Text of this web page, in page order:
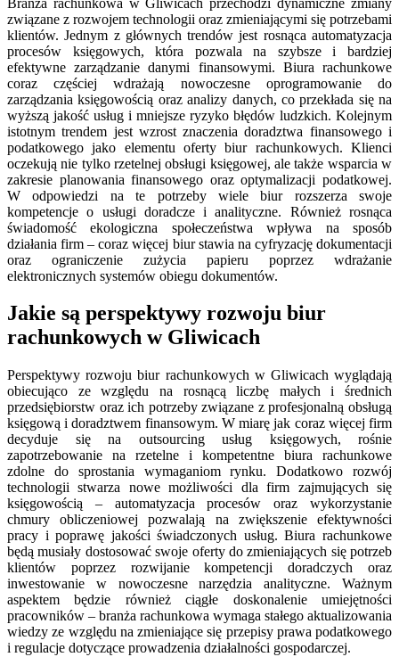
związane z rozwojem technologii oraz zmieniającymi się potrzebami
klientów. Jednym z głównych trendów jest rosnąca automatyzacja
procesów księgowych, która pozwala na szybsze i bardziej
efektywne zarządzanie danymi finansowymi. Biura rachunkowe
coraz częściej wdrażają nowoczesne oprogramowanie do
zarządzania księgowością oraz analizy danych, co przekłada się na
wyższą jakość usług i mniejsze ryzyko błędów ludzkich. Kolejnym
istotnym trendem jest wzrost znaczenia doradztwa finansowego i
podatkowego jako elementu oferty biur rachunkowych. Klienci
oczekują nie tylko rzetelnej obsługi księgowej, ale także wsparcia w
zakresie planowania finansowego oraz optymalizacji podatkowej.
W odpowiedzi na te potrzeby wiele biur rozszerza swoje
kompetencje o usługi doradcze i analityczne. Również rosnąca
świadomość ekologiczna społeczeństwa wpływa na sposób
działania firm – coraz więcej biur stawia na cyfryzację dokumentacji
oraz ograniczenie zużycia papieru poprzez wdrażanie
elektronicznych systemów obiegu dokumentów.
Jakie są perspektywy rozwoju biur
rachunkowych w Gliwicach
Perspektywy rozwoju biur rachunkowych w Gliwicach wyglądają
obiecująco ze względu na rosnącą liczbę małych i średnich
przedsiębiorstw oraz ich potrzeby związane z profesjonalną obsługą
księgową i doradztwem finansowym. W miarę jak coraz więcej firm
decyduje się na outsourcing usług księgowych, rośnie
zapotrzebowanie na rzetelne i kompetentne biura rachunkowe
zdolne do sprostania wymaganiom rynku. Dodatkowo rozwój
technologii stwarza nowe możliwości dla firm zajmujących się
księgowością – automatyzacja procesów oraz wykorzystanie
chmury obliczeniowej pozwalają na zwiększenie efektywności
pracy i poprawę jakości świadczonych usług. Biura rachunkowe
będą musiały dostosować swoje oferty do zmieniających się potrzeb
klientów poprzez rozwijanie kompetencji doradczych oraz
inwestowanie w nowoczesne narzędzia analityczne. Ważnym
aspektem będzie również ciągłe doskonalenie umiejętności
pracowników – branża rachunkowa wymaga stałego aktualizowania
wiedzy ze względu na zmieniające się przepisy prawa podatkowego
i regulacje dotyczące prowadzenia działalności gospodarczej.